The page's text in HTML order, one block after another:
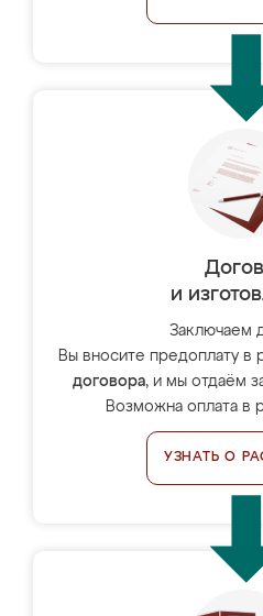
и
Заключаем
Вы вносите предоплату в
договора, и мы отдаём
Возможна оплата в
УЗНАТЬ О